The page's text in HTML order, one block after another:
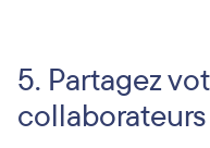
5. Partagez
collaborateurs